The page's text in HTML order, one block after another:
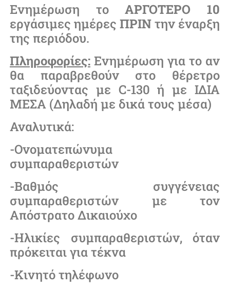
Ενημέρωση τοΑΡΓΟΤΕΡΟ
10
εργάσιμες ημέρες ΠΡΙΝτην έναρξη
της περιόδου.
Πληροφορίες: Ενημέρωση για το αν
θα παραβρεθούν στο θέρετρο
ταξιδεύοντας με C-130 ή με ΙΔΙΑ
ΜΕΣΑ (Δηλαδή με δικά τους μέσα)
Αναλυτικά:
-Ονοματεπώνυμα
συμπαραθεριστών
-Βαθμός συγγένειας
συμπαραθεριστών με τον
Απόστρατο Δικαιούχο
-Ηλικίες συμπαραθεριστών, όταν
πρόκειται για τέκνα
-Κινητό τηλέφωνο